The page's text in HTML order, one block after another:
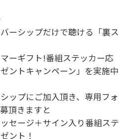
ーシップだけで聴ける「裏ス
マーギフト!番組ステッカー応
ントキャンペーン」を実施中
ップにご加入頂き、専用フォ
頂きますと
セージ＋サイン入り番組ステ
ント！